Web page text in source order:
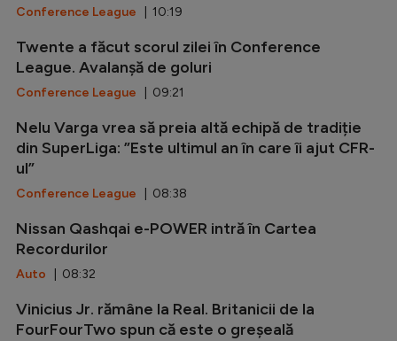
Conference League | 10:19
Twente a făcut scorul zilei în Conference
League. Avalanșă de goluri
Conference League | 09:21
Nelu Varga vrea să preia altă echipă de tradiție
din SuperLiga: ”Este ultimul an în care îi ajut CFR-
ul”
Conference League | 08:38
Nissan Qashqai e-POWER intră în Cartea
Recordurilor
Auto | 08:32
Vinicius Jr. rămâne la Real. Britanicii de la
FourFourTwo spun că este o greșeală